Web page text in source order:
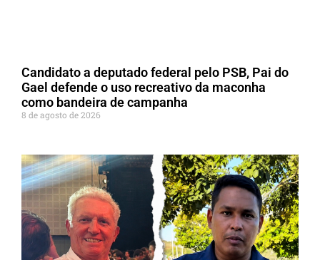
Candidato a deputado federal pelo PSB, Pai do
Gael defende o uso recreativo da maconha
como bandeira de campanha
8 de agosto de 2026